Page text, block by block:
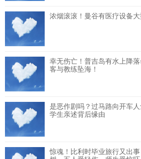
浓烟滚滚！曼谷有医疗设备
幸无伤亡！普吉岛有水上降
客与教练坠海！
是恶作剧吗？过马路向开车
学生亲述背后缘由
惊魂！比利时毕业旅行又出